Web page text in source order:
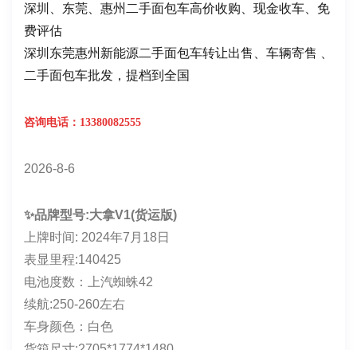
深圳、东莞、惠州二手面包车高价收购、现金收车、免
费评估
深圳东莞惠州新能源二手面包车转让出售、车辆寄售 、
二手面包车批发，提档到全国
咨询电话：13380082555
2026-8-6
✨品牌型号:大拿V1(货运版)
上牌时间: 2024年7月18日
表显里程:140425
电池度数：上汽蜘蛛42
续航:250-260左右
车身颜色：白色